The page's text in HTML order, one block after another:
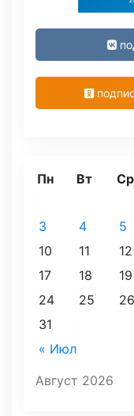
Август 2026
Пн Вт Ср
« Июл
3
4 5
10
11 12
17
18 19
24
25 26
31